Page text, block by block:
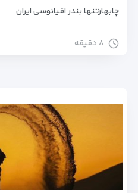
چابهارتنها بندر اقیانوسی ایران
۸ دقیقه